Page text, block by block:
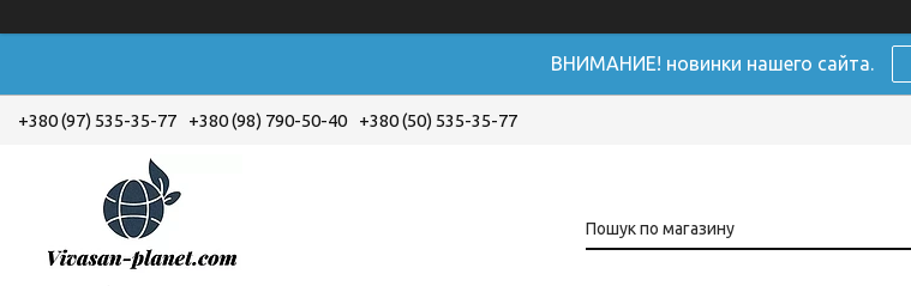
ВНИМАНИЕ! новинки нашего сайта.
+380 (97) 535-35-77 +380 (98) 790-50-40 +380 (50) 535-35-77